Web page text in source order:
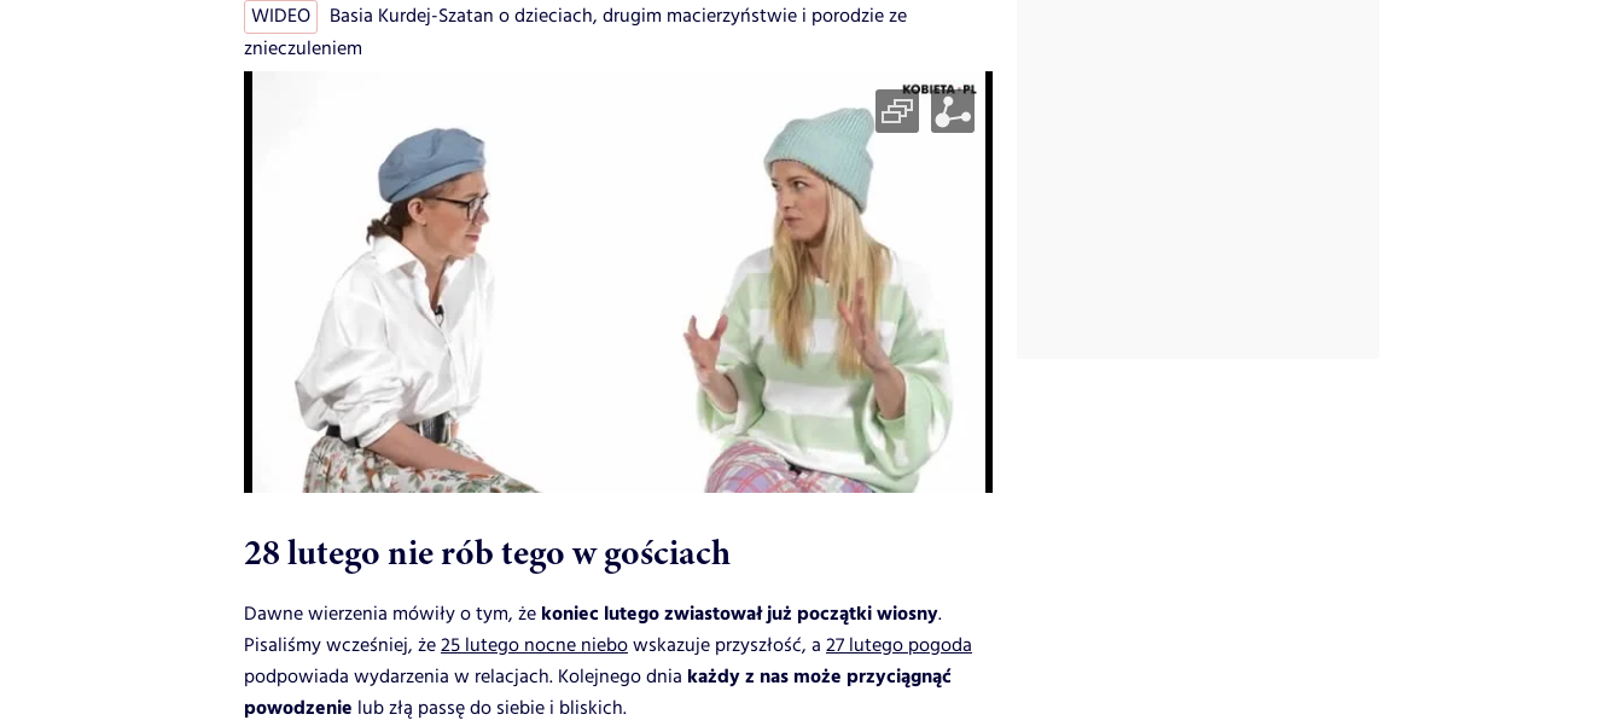
WIDEO
Basia Kurdej-Szatan o dzieciach, drugim macierzyństwie i porodzie ze
znieczuleniem
28 lutego nie rób tego w gościach
Dawne wierzenia mówiły o tym, że koniec lutego zwiastował już początki wiosny.
Pisaliśmy wcześniej, że25 lutego nocne niebowskazuje przyszłość, a 27 lutego pogoda
podpowiada wydarzenia w relacjach. Kolejnego dnia każdy z nas może przyciągnąć
powodzenie lub złą passę do siebie i bliskich.